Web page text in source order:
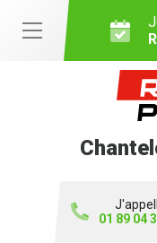
01 89 04